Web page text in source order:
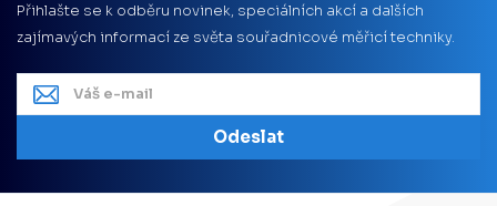
Přihlašte se k odběru novinek, speciálních akcí a dalších
zajímavých informací ze světa souřadnicové měřicí techniky.
Odeslat